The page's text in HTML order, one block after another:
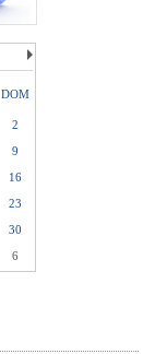
DOM
2
9
16
23
30
6